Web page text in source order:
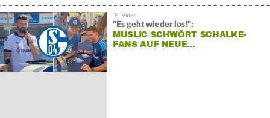
"Es geht wieder los!":
MUSLIC SCHWÖRT SCHALKE-
FANS AUF NEUE…